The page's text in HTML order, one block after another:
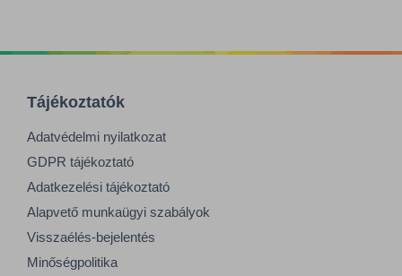
Tájékoztatók
Adatvédelmi nyilatkozat
GDPR tájékoztató
Adatkezelési tájékoztató
Alapvető munkaügyi szabályok
Visszaélés-bejelentés
Minőségpolitika